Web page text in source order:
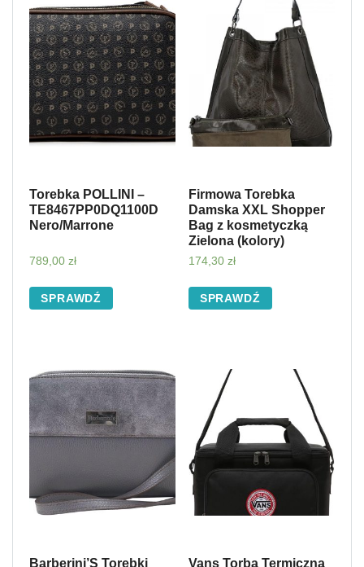
Torebka POLLINI –
TE8467PP0DQ1100D
Nero/Marrone
789,00 zł
SPRAWDŹ
Firmowa Torebka
Damska XXL Shopper
Bag z kosmetyczką
Zielona (kolory)
174,30 zł
SPRAWDŹ
Barberini’S Torebki Vans Torba Termiczna